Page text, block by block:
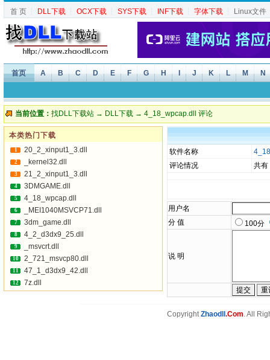
首 页 ┆ DLL下载 ┆ OCX下载 ┆ SYS下载 ┆ INF下载 ┆ 字体下载 ┆ Linux文件
首页 A B C D E F G H J K L M N
当前位置： 找DLL下载站 → DLL下载 → 4_18_wpcap.dll 评论
软件名称
评论情况
共有
用户名
分 值
100分
说 明
本类热门下载
1 20_2_xinput1_3.dll
2 _kernel32.dll
3 21_2_xinput1_3.dll
4 3DMGAME.dll
5 4_18_wpcap.dll
6 _MEI1040MSVCP71.dll
7 3dm_game.dll
8 4_2_d3dx9_25.dll
9 _msvcrt.dll
10 2_721_msvcp80.dll
11 47_1_d3dx9_42.dll
12 7z.dll
CopyrightZhaodll .Com. All